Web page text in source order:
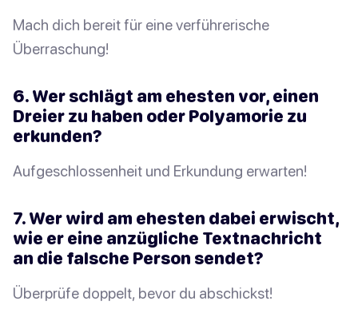
Mach dich bereit für eine verführerische
Überraschung!
6. Wer schlägt am ehesten vor, einen
Dreier zu haben oder Polyamorie zu
erkunden?
Aufgeschlossenheit und Erkundung erwarten!
7. Wer wird am ehesten dabei erwischt,
wie er eine anzügliche Textnachricht
an die falsche Person sendet?
Überprüfe doppelt, bevor du abschickst!